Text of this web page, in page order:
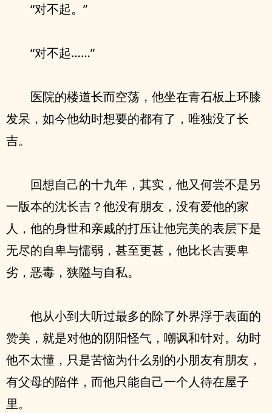
“对不起。”
“对不起……”
医院的楼道长而空荡，他坐在青石板上环膝
发呆，如今他幼时想要的都有了，唯独没了长
吉。
回想自己的十九年，其实，他又何尝不是另
一版本的沈长吉？他没有朋友，没有爱他的家
人，他的身世和亲戚的打压让他完美的表层下是
无尽的自卑与懦弱，甚至更甚，他比长吉要卑
劣，恶毒，狭隘与自私。
他从小到大听过最多的除了外界浮于表面的
赞美，就是对他的阴阳怪气，嘲讽和针对。幼时
他不太懂，只是苦恼为什么别的小朋友有朋友，
有父母的陪伴，而他只能自己一个人待在屋子
里。